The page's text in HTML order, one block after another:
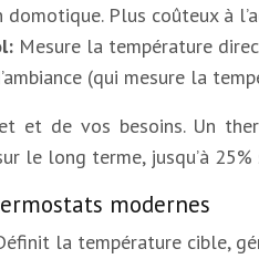
Plus coûteux à
Mesure la température
(qui mesure la
et de vos besoins. Un
le long terme, jusqu’à
modernes
la température cible,